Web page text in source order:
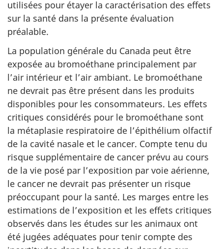
utilisées pour étayer la caractérisation des effets
sur la santé dans la présente évaluation
préalable.
La population générale du Canada peut être
exposée au bromoéthane principalement par
l’air intérieur et l’air ambiant. Le bromoéthane
ne devrait pas être présent dans les produits
disponibles pour les consommateurs. Les effets
critiques considérés pour le bromoéthane sont
la métaplasie respiratoire de l’épithélium olfactif
de la cavité nasale et le cancer. Compte tenu du
risque supplémentaire de cancer prévu au cours
de la vie posé par l’exposition par voie aérienne,
le cancer ne devrait pas présenter un risque
préoccupant pour la santé. Les marges entre les
estimations de l’exposition et les effets critiques
observés dans les études sur les animaux ont
été jugées adéquates pour tenir compte des